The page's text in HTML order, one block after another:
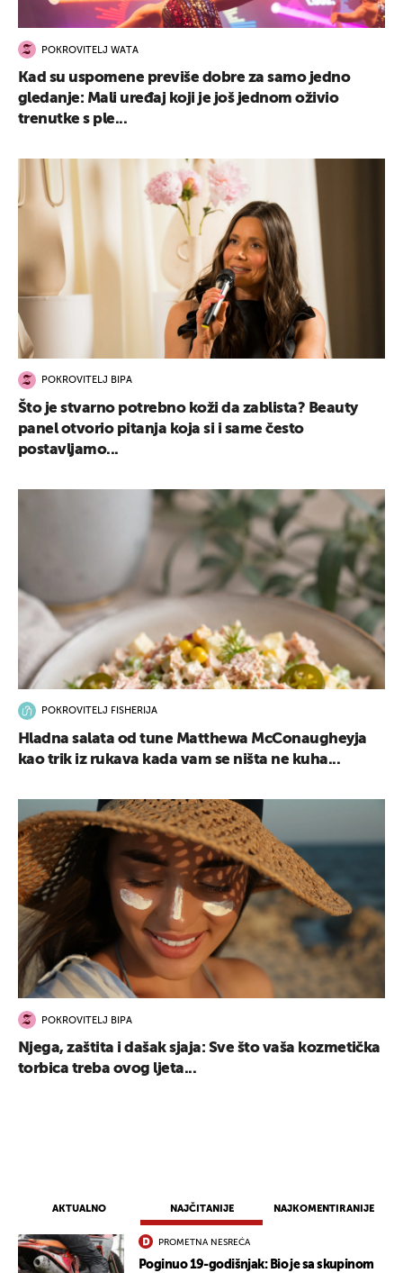
AKTUALNO NAJČITANIJE NAJKOMENTIRANIJE
PROMETNA NESREĆA
Poginuo 19-godišnjak: Bio je sa skupinom
POKROVITELJ WATA
Kad su uspomene previše dobre za samo jedno
gledanje: Mali uređaj koji je još jednom oživio
trenutke s ple...
POKROVITELJ BIPA
Što je stvarno potrebno koži da zablista? Beauty
panel otvorio pitanja koja si i same često
postavljamo...
POKROVITELJ FISHERIJA
Hladna salata od tune Matthewa McConaugheyja
kao trik iz rukava kada vam se ništa ne kuha...
POKROVITELJ BIPA
Njega, zaštita i dašak sjaja: Sve što vaša kozmetička
torbica treba ovog ljeta...
UKLJUČITE NOTIFIKACIJE